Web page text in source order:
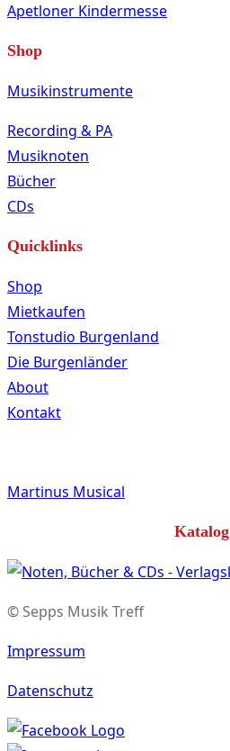
Apetloner Kindermesse
Shop
Musikinstrumente
Recording & PA
Musiknoten
Bücher
CDs
Quicklinks
Shop
Mietkaufen
Tonstudio Burgenland
Die Burgenländer
About
Kontakt
Martinus Musical
Katalog
© Sepps Musik Treff
Impressum
Datenschutz